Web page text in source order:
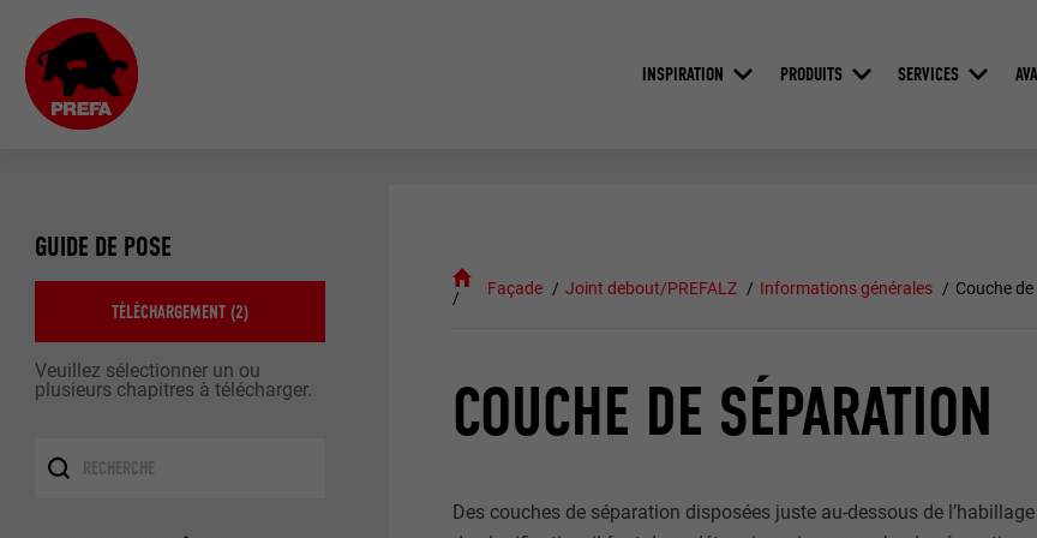
INSPIRATION PRODUITS SERVICES
GUIDE DE POSE
TÉLÉCHARGEMENT (2)
Veuillez sélectionner un ou
plusieurs chapitres à télécharger.
Façade Joint debout/PREFALZ Informations générales Couche
COUCHE DE SÉPARATION
Des couches de séparation disposées juste au-dessous de